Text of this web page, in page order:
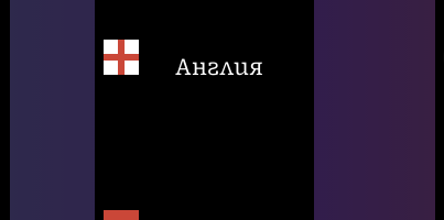
Англия